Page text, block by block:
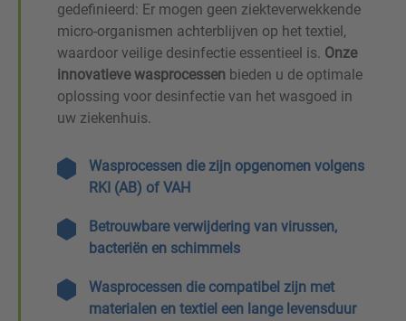
gedefinieerd: Er mogen geen ziekteverwekkende
micro-organismen achterblijven op het textiel,
waardoor veilige desinfectie essentieel is. Onze
innovatieve wasprocessen bieden u de optimale
oplossing voor desinfectie van het wasgoed in
uw ziekenhuis.
Wasprocessen die zijn opgenomen volgens
RKI (AB) of VAH
Betrouwbare verwijdering van virussen,
bacteriën en schimmels
Wasprocessen die compatibel zijn met
materialen en textiel een lange levensduur